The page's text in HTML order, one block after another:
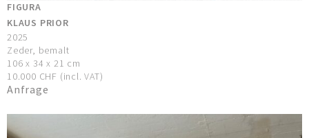
FIGURA
KLAUS PRIOR
2025
Zeder, bemalt
106 x 34 x 21 cm
10.000 CHF (incl. VAT)
Anfrage